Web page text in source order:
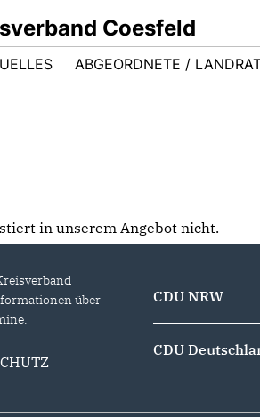
Coesfeld
ABGEORDNETE /
in unserem Angebot nicht.
über
CDU NRW
CDU